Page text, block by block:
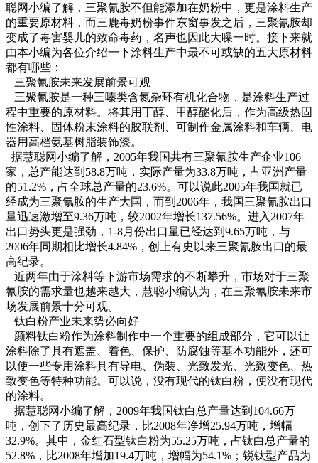
聪网小编了解，三聚氰胺不但能添加在奶粉中，更是涂料生产
的重要原材料，而三鹿毒奶粉事件东窗事发之后，三聚氰胺却
变成了毒害婴儿的致命毒药，名声也因此大噪一时。接下来就
由本小编为各位介绍一下涂料生产中最不可或缺的五大原材料
都有哪些：
三聚氰胺未来发展前景可观
三聚氰胺是一种三嗪类含氮杂环有机化合物，是涂料生产过
程中重要的原材料。将其用丁醇、甲醇醚化后，作为高级热固
性涂料、固体粉末涂料的胶联剂、可制作金属涂料和车辆、电
器用高档氨基树脂装饰漆。
据慧聪网小编了解，2005年我国共有三聚氰胺生产企业106
家，总产能达到58.8万吨，实际产量为33.8万吨，占亚洲产量
的51.2%，占全球总产量的23.6%。可以说此2005年我国就已
经成为三聚氰胺的生产大国，而到2006年，我国三聚氰胺出口
量迅速激增至9.36万吨，较2002年增长137.56%。进入2007年
出口势头更是强劲，1-8月份出口量已经达到9.65万吨，与
2006年同期相比增长4.84%，创上有史以来三聚氰胺出口的最
高纪录。
近两年由于涂料等下游市场需求的不断攀升，市场对于三聚
氰胺的需求量也越来越大，慧聪小编认为，在三聚氰胺未来市
场发展前景十分可观。
钛白粉产业未来势必向好
颜料钛白粉作为涂料制作中一个重要的组成部分，它可以让
涂料除了具有遮盖、着色、保护、防腐蚀等基本功能外，还可
以使一些专用涂料具有导电、伪装、光致发光、光致变色、热
致变色等特种功能。可以说，没有现代的钛白粉，便没有现代
的涂料。
据慧聪网小编了解，2009年我国钛白总产量达到104.66万
吨，创下了历史最高纪录，比2008年净增25.94万吨，增幅
32.9%。其中，金红石型钛白粉为55.25万吨，占钛白总产量的
52.8%，比2008年增加19.4万吨，增幅为54.1%；锐钛型产品为